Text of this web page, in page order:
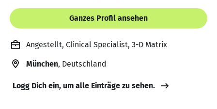
Ganzes Profil ansehen
Angestellt, Clinical Specialist, 3-D Matrix
München, Deutschland
Logg Dich ein, um alle Einträge zu sehen.